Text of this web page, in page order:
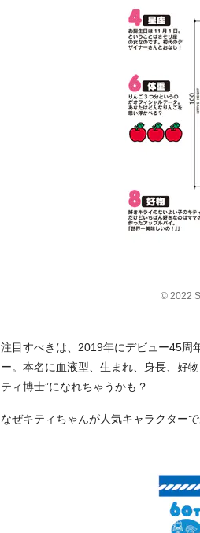
© 2022
注目すべきは、2019年にデビュー45周
ー。本名に血液型、生まれ、身長、好
ティ博士”になれちゃうかも？
なぜキティちゃんが人気キャラクター